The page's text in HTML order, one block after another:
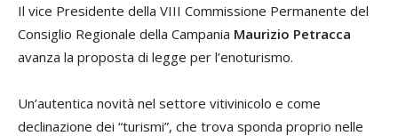
Il vice Presidente della VIII Commissione Permanente del
Consiglio Regionale della Campania Maurizio Petracca
avanza la proposta di legge per l’enoturismo.
Un’autentica novità nel settore vitivinicolo e come
declinazione dei “turismi”, che trova sponda proprio nelle